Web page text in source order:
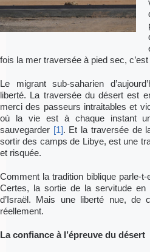
fois la mer traversée à pied sec, c’est
Le migrant sub-saharien
liberté. La traversée du désert est
merci des passeurs intraitables et
où la vie est à chaque instant
sauvegarder [1]. Et la traversée de
sortir des camps de Libye, est une
et risquée.
Comment la tradition biblique parle-
Certes, la sortie de la servitude
d’Israël. Mais une liberté nue, de
réellement.
La confiance à l’épreuve du désert